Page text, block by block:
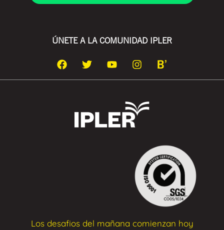
ÚNETE A LA COMUNIDAD IPLER
Los desafios del mañana comienzan hoy